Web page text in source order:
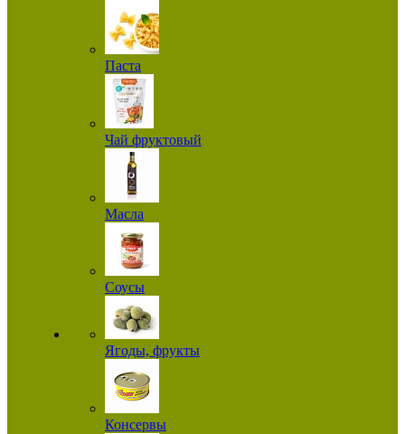
Паста
Чай фруктовый
Масла
Соусы
Ягоды, фрукты
Консервы